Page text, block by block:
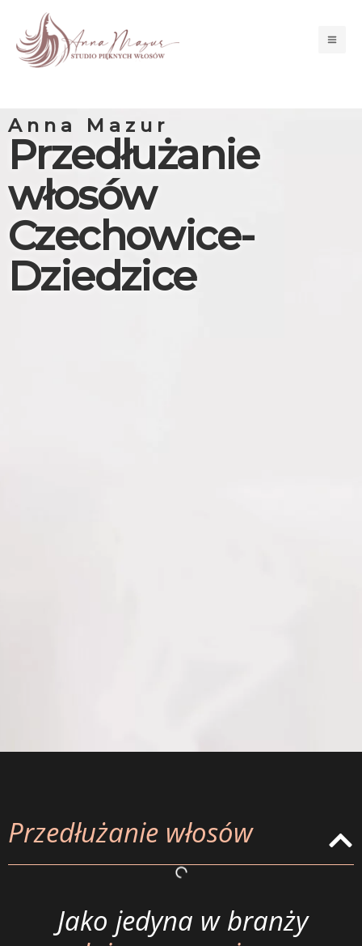
treści
Anna Mazur
Przedłużanie
włosów
Czechowice-
Dziedzice
Przedłużanie włosów
Jako jedyna w branży